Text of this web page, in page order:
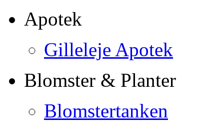
Apotek
Gilleleje Apotek
Blomster & Planter
Blomstertanken